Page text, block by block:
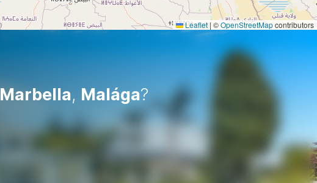
Leaflet | ©OpenStreetMapcontributors
Marbella, Malága?